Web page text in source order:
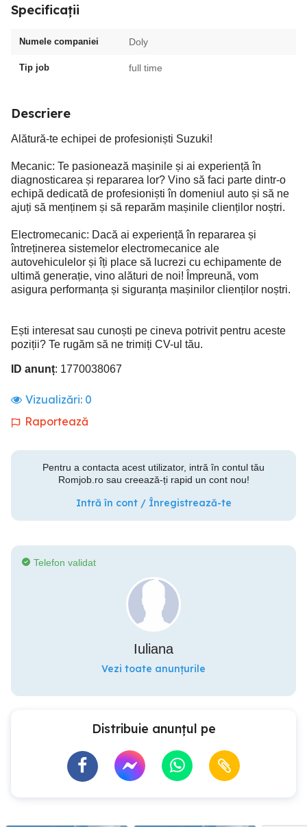
Specificații
Numele companiei Doly
Tip job full time
Descriere
Alătură-te echipei de profesioniști Suzuki!
Mecanic: Te pasionează mașinile și ai experiență în
diagnosticarea și repararea lor? Vino să faci parte dintr-o
echipă dedicată de profesioniști în domeniul auto și să ne
ajuți să menținem și să reparăm mașinile clienților noștri.
Electromecanic: Dacă ai experiență în repararea și
întreținerea sistemelor electromecanice ale
autovehiculelor și îți place să lucrezi cu echipamente de
ultimă generație, vino alături de noi! Împreună, vom
asigura performanța și siguranța mașinilor clienților noștri.
Ești interesat sau cunoști pe cineva potrivit pentru aceste
poziții? Te rugăm să ne trimiți CV-ul tău.
ID anunț: 1770038067
Vizualizări: 0
Raportează
Pentru a contacta acest utilizator, intră în contul tău
Romjob.ro sau creează-ți rapid un cont nou!
Intră în cont / Înregistrează-te
Telefon validat
Iuliana
Vezi toate anunțurile
Distribuie anunțul pe